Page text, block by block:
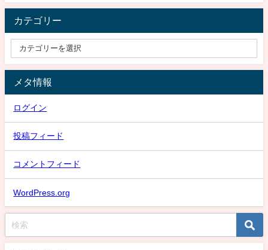
カテゴリー
メタ情報
ログイン
投稿フィード
コメントフィード
WordPress.org